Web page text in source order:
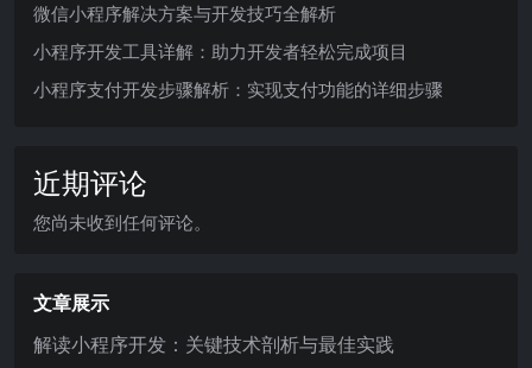
微信小程序解决方案与开发技巧全解析
小程序开发工具详解：助力开发者轻松完成项目
小程序支付开发步骤解析：实现支付功能的详细步骤
近期评论
您尚未收到任何评论。
文章展示
解读小程序开发：关键技术剖析与最佳实践